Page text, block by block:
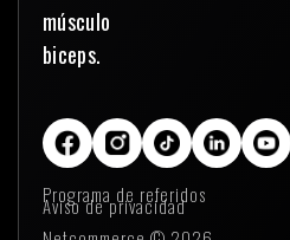
Programa de referidos
Aviso de privacidad